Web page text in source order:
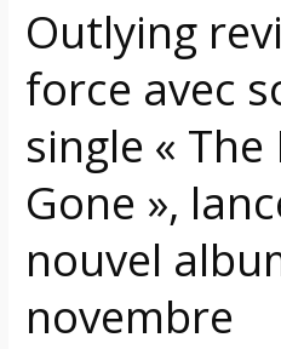
Outlying
force avec
single « The
Gone »,
nouvel
novembre
Is
lancement
du
nouvel
album
le
22
novembre